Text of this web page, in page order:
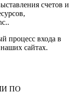
счетов и
процесс входа в
сайтах.
ПО